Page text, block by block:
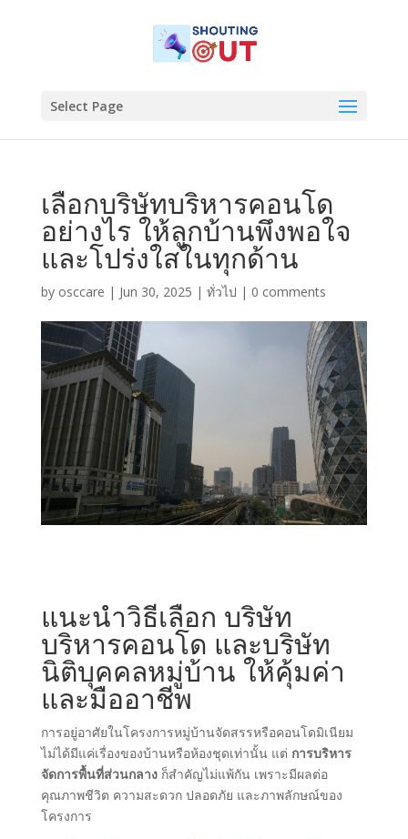
Select Page
เลือกบริษัทบริหารคอนโด
อย่างไร ให้ลูกบ้านพึงพอใจ
และโปร่งใสในทุกด้าน
by osccare | Jun 30, 2025 | ทั่วไป | 0 comments
แนะนำวิธีเลือก บริษัท
บริหารคอนโด และบริษัท
นิติบุคคลหมู่บ้าน ให้คุ้มค่า
และมืออาชีพ
การอยู่อาศัยในโครงการหมู่บ้านจัดสรรหรือคอนโดมิเนียม
ไม่ได้มีแค่เรื่องของบ้านหรือห้องชุดเท่านั้น แต่ การบริหาร
จัดการพื้นที่ส่วนกลางก็สำคัญไม่แพ้กัน เพราะมีผลต่อ
คุณภาพชีวิต ความสะดวก ปลอดภัย และภาพลักษณ์ของ
โครงการ